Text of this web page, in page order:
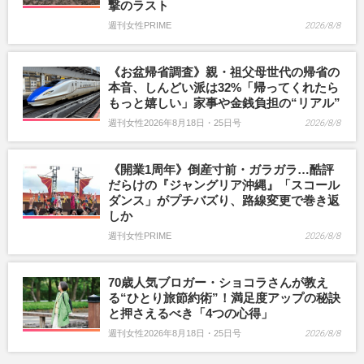
撃のラスト
週刊女性PRIME 2026/8/8
《お盆帰省調査》親・祖父母世代の帰省の
本音、しんどい派は32%「帰ってくれたら
もっと嬉しい」家事や金銭負担の“リアル”
週刊女性2026年8月18日・25日号 2026/8/8
《開業1周年》倒産寸前・ガラガラ…酷評
だらけの『ジャングリア沖縄』「スコール
ダンス」がプチバズり、路線変更で巻き返
しか
週刊女性PRIME 2026/8/8
70歳人気ブロガー・ショコラさんが教え
る“ひとり旅節約術”！満足度アップの秘訣
と押さえるべき「4つの心得」
週刊女性2026年8月18日・25日号 2026/8/8